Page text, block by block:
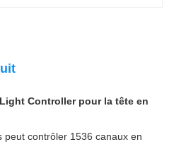
Controller pour la tête en
peut contrôler 1536 canaux en